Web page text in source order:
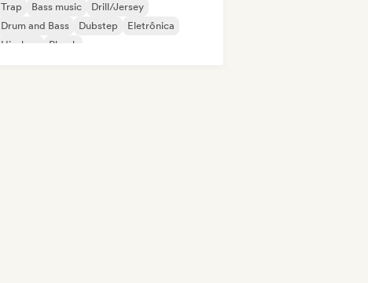
Trap Bass music
Drill/Jersey
Drum and Bass
Dubstep
Eletrônica
Hip-hop
Phonk